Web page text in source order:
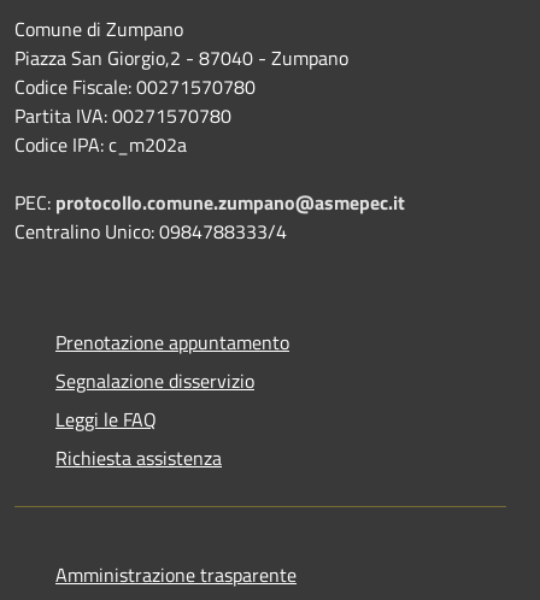
Comune di Zumpano
Piazza San Giorgio,2 - 87040 - Zumpano
Codice Fiscale: 00271570780
Partita IVA: 00271570780
Codice IPA: c_m202a
PEC: protocollo.comune.zumpano@asmepec.it
Centralino Unico: 0984788333/4
Prenotazione appuntamento
Segnalazione disservizio
Leggi le FAQ
Richiesta assistenza
Amministrazione trasparente